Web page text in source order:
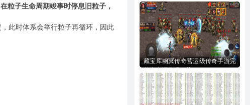
子生命周期竣事时停息旧粒子，
，此时体系会举行粒子再循环，因此
码下载
藏宝库幽冥传奇营运级传奇手游完